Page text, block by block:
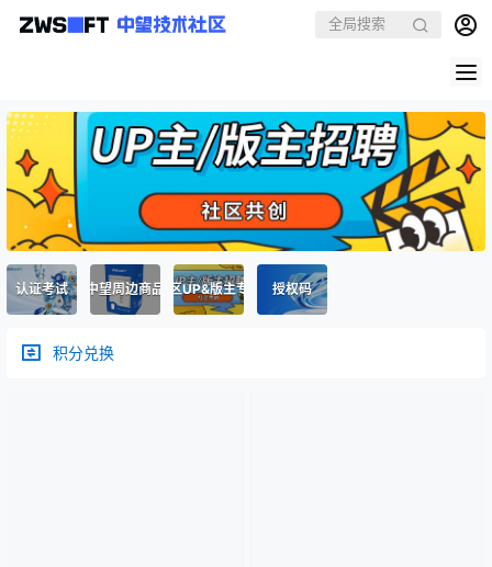
认证考试 中望周边商品社区UP&版主专区 授权码
积分兑换